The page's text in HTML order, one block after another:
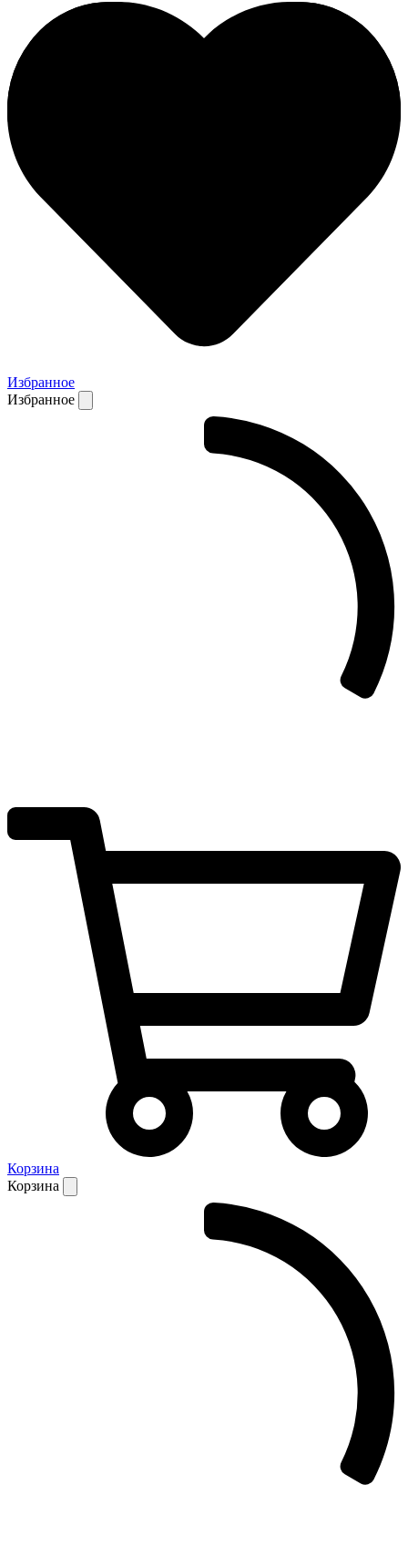
Избранное
Избранное
Корзина
Корзина